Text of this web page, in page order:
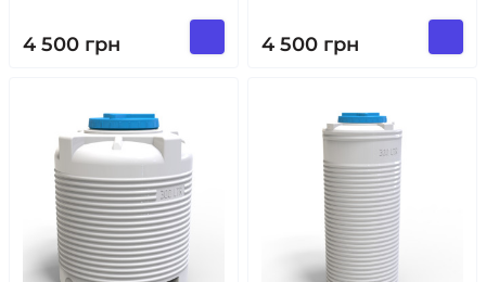
4 500 грн 4 500 грн